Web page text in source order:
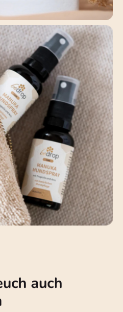
auch